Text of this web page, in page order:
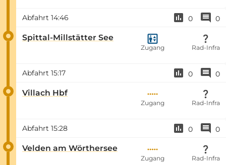
Abfahrt 14:46 0 0
Spittal-Millstätter See
Zugang Rad-Infra
Abfahrt 15:17 0 0
Villach Hbf
Zugang Rad-Infra
Abfahrt 15:28 0 0
Velden am Wörthersee
Zugang Rad-Infra